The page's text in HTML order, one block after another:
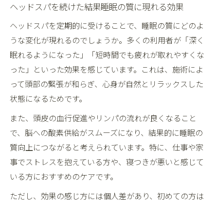
ヘッドスパを続けた結果睡眠の質に現れる効果
ヘッドスパを定期的に受けることで、睡眠の質にどのよ
うな変化が現れるのでしょうか。多くの利用者が「深く
眠れるようになった」「短時間でも疲れが取れやすくな
った」といった効果を感じています。これは、施術によ
って頭部の緊張が和らぎ、心身が自然とリラックスした
状態になるためです。
また、頭皮の血行促進やリンパの流れが良くなること
で、脳への酸素供給がスムーズになり、結果的に睡眠の
質向上につながると考えられています。特に、仕事や家
事でストレスを抱えている方や、寝つきが悪いと感じて
いる方におすすめのケアです。
ただし、効果の感じ方には個人差があり、初めての方は